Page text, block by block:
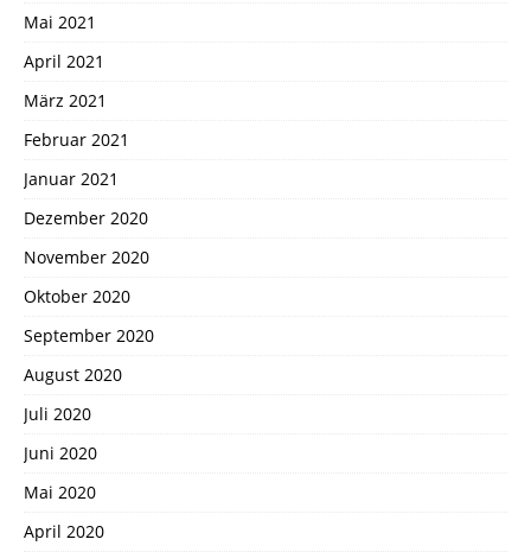
Mai 2021
April 2021
März 2021
Februar 2021
Januar 2021
Dezember 2020
November 2020
Oktober 2020
September 2020
August 2020
Juli 2020
Juni 2020
Mai 2020
April 2020